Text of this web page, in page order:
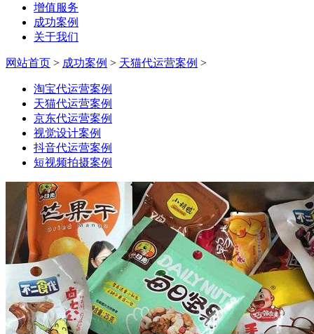
增值服务
成功案例
关于我们
网站首页 > 成功案例 > 天猫代运营案例 >
淘宝代运营案例
天猫代运营案例
京东代运营案例
视觉设计案例
抖音代运营案例
短视频拍摄案例